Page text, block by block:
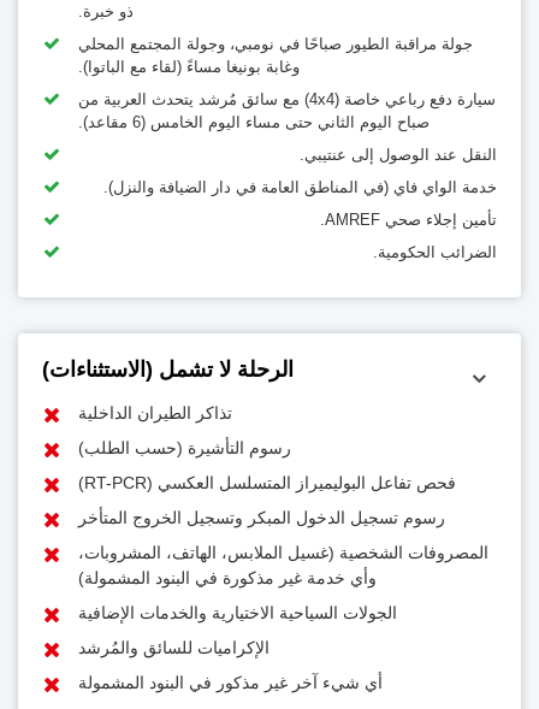
ذو خبرة.
جولة مراقبة الطيور صباحًا في نومبي، وجولة المجتمع المحلي
وغابة بونيغا مساءً (لقاء مع الباتوا).
سيارة دفع رباعي خاصة (4x4) مع سائق مُرشد يتحدث العربية من
صباح اليوم الثاني حتى مساء اليوم الخامس (6 مقاعد).
النقل عند الوصول إلى عنتيبي.
خدمة الواي فاي (في المناطق العامة في دار الضيافة والنزل).
تأمين إجلاء صحي AMREF.
الضرائب الحكومية.
الرحلة لا تشمل (الاستثناءات)
تذاكر الطيران الداخلية
رسوم التأشيرة (حسب الطلب)
فحص تفاعل البوليميراز المتسلسل العكسي (RT-PCR)
رسوم تسجيل الدخول المبكر وتسجيل الخروج المتأخر
المصروفات الشخصية (غسيل الملابس، الهاتف، المشروبات،
وأي خدمة غير مذكورة في البنود المشمولة)
الجولات السياحية الاختيارية والخدمات الإضافية
الإكراميات للسائق والمُرشد
أي شيء آخر غير مذكور في البنود المشمولة